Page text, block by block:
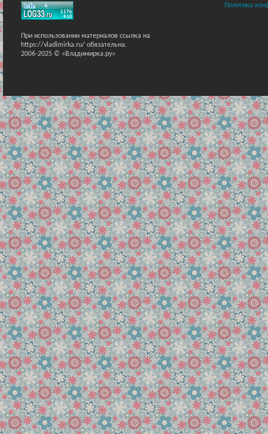
При использовании материалов ссылка на
https://vladimirka.ru/ обязательна.
2006-2025 © «Владимирка.ру»
Политика